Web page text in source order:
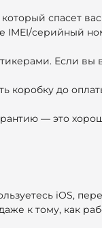
спасет
IMEI/серийный
Если
коробку до
— это
iOS,
к тому, как